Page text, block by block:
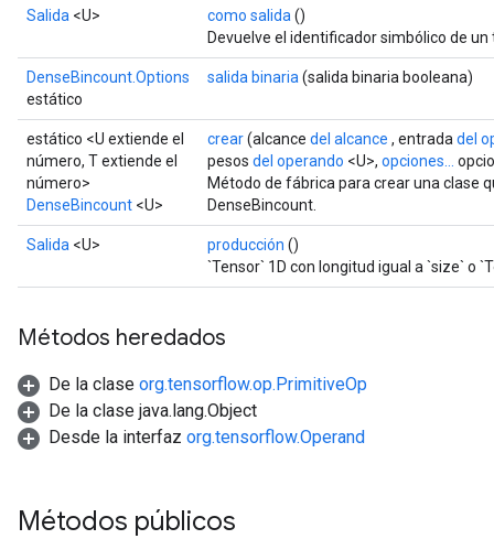
Salida <U> como salida ()
Devuelve el identificador simbólico de un
DenseBincount.Options
estático
salida binaria (salida binaria booleana)
estático <U extiende el
número, T extiende el
número>
DenseBincount <U>
crear(alcance del alcance , entrada del
pesos del operando <U>, opciones...
Método de fábrica para crear una clase
DenseBincount.
Salida <U> producción ()
`Tensor` 1D con longitud igual a `size` o
Métodos heredados
De la clase org.tensorflow.op.PrimitiveOp
De la clase java.lang.Object
Desde la interfaz org.tensorflow.Operand
Métodos públicos